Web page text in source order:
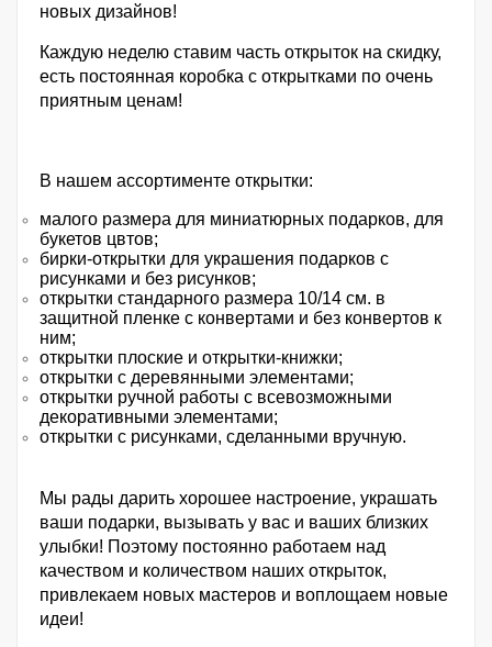
новых дизайнов!
Каждую неделю ставим часть открыток на скидку,
есть постоянная коробка с открытками по очень
приятным ценам!
В нашем ассортименте открытки:
малого размера для миниатюрных подарков, для
букетов цвтов;
бирки-открытки для украшения подарков с
рисунками и без рисунков;
открытки стандарного размера 10/14 см. в
защитной пленке с конвертами и без конвертов к
ним;
открытки плоские и открытки-книжки;
открытки с деревянными элементами;
открытки ручной работы с всевозможными
декоративными элементами;
открытки с рисунками, сделанными вручную.
Мы рады дарить хорошее настроение, украшать
ваши подарки, вызывать у вас и ваших близких
улыбки! Поэтому постоянно работаем над
качеством и количеством наших открыток,
привлекаем новых мастеров и воплощаем новые
идеи!